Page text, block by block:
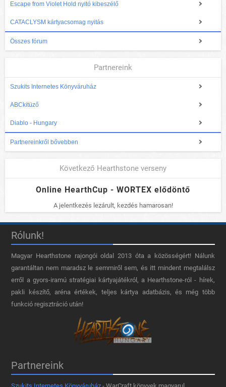
Escape from Violet Hold nyitó kibeszélő
CATACLYSM kártyacsomag nyitás
Összes fórum
Partnereink
Szukits Internetes Könyváruház
ABCkitüző
Diablo - Hungary
Partnereinkről bővebben
Következő Hearthstone verseny
Online HearthCup - WORTEX elődöntő
A jelentkezés lezárult, kezdés hamarosan!
Rólunk!
Magyar Hearthstone​ rajongói oldal 2013 óta a közösségért! Nálunk
garantáltan nem maradsz le semmiről sem, és itt mindent megtalálsz
erről a gyors-iramú stratégiai kártyajátékról, a Hearthstone-ról - hírek,
pakli készítő, aréna értékek, teljes kártya adatbázis, és még több
funkció regisztráció után!
Partnereink